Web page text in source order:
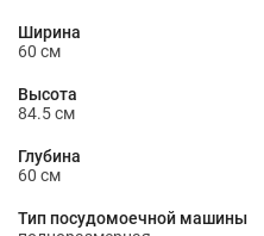
Ширина
60 см
Высота
84.5 см
Глубина
60 см
Тип посудомоечной машины